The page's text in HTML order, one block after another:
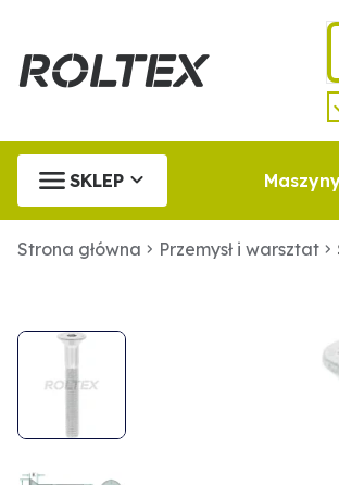
SKLEP
Strona główna Przemysł i warsztat